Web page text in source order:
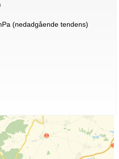
(nedadgående tendens)